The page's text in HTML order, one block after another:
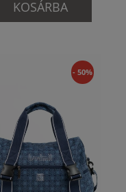
KOSÁRBA
- 50%